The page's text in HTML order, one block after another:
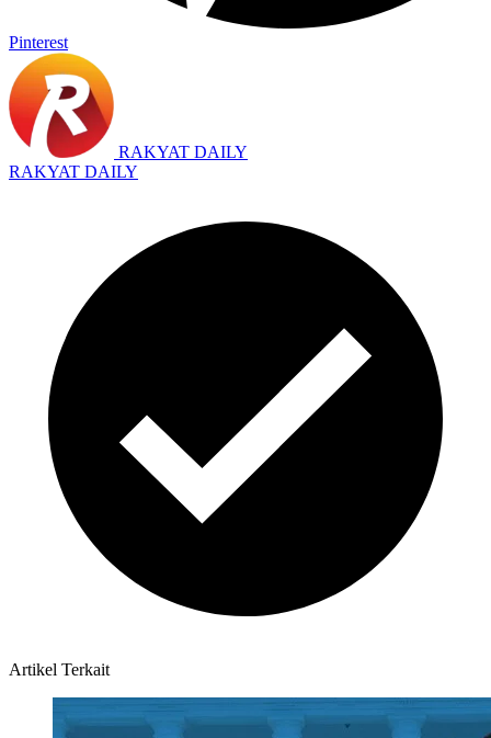
Pinterest
RAKYAT DAILY
RAKYAT DAILY
Artikel Terkait